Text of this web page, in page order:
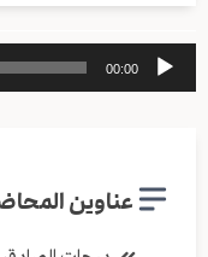
مشغل
الصوت
00:00
عناوين